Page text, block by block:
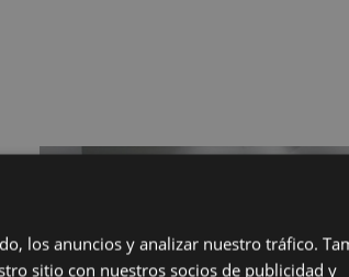
los anuncios y analizar nuestro tráfico.
sitio con nuestros socios de publicidad y